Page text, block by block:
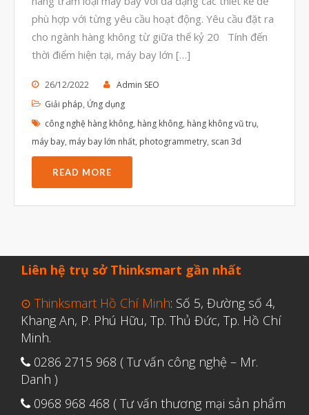
Tháng Tám 2023
Tháng Bảy 2023
Tháng Sáu 2023
Tháng Ba 2023
Tháng Hai 2023
Tháng Chín 2022
Tháng Bảy 2022
Tháng Năm 2022
Tháng Ba 2022
phù hợp với từng yêu cầu hoạt động. Yêu cầu đặt ra
cho ngành hàng không từ giữa thế kỷ 20 Tính đến
thời điểm hiện tại, máy bay lớn […]
26/12/2022
Admin SEO
Giải pháp, Ứng dụng
công nghệ hàng không, hàng không, hàng không vũ trụ,
máy bay, máy bay lớn nhất, photogrammetry, scan 3d
READ MORE
Liên hệ trụ sở Thinksmart gần nhất
⊙ Thinksmart Hồ Chí Minh: Số 5, Đường số 4,
Khang An, P. Phú Hữu, Tp. Thủ Đức, Tp. Hồ Chí
Minh.
0286 2715 968 ( Tư vấn công nghệ – Mr.
Danh )
0968 968 468 ( Tư vấn thương mại sản phẩm